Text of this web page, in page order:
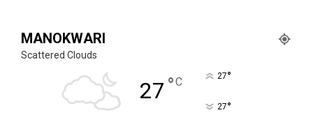
MANOKWARI
Scattered Clouds
27 °C 27°
27°